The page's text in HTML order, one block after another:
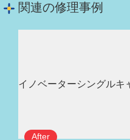
関連の修理事例